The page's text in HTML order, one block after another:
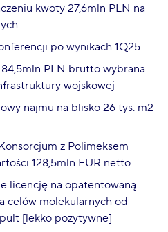
kwoty 27,6mln PLN na
po wynikach 1Q25
84,5mln PLN brutto wybrana
wojskowej
najmu na blisko 26 tys. m2
z Polimeksem
128,5mln EUR netto
licencję na opatentowaną
celów molekularnych od
[lekko pozytywne]